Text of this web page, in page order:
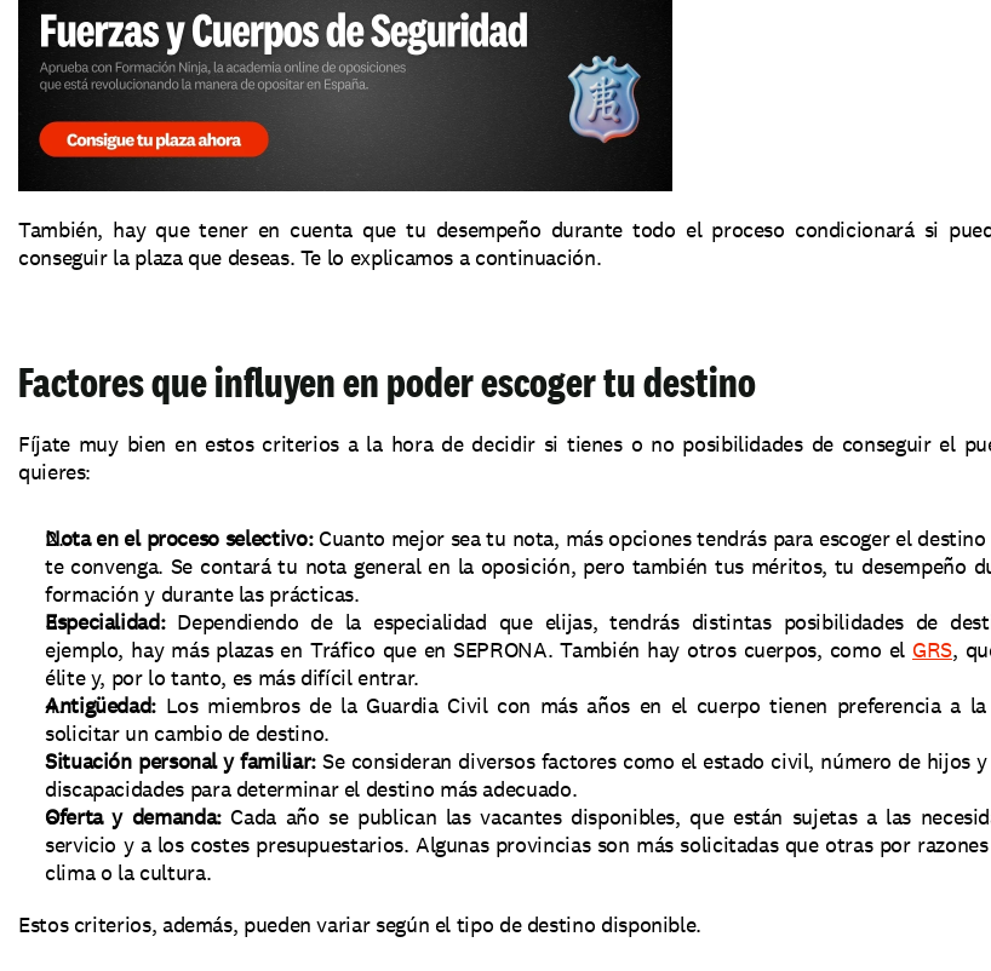
También, hay que tener en cuenta que tu desempeño durante todo el proceso condicionará si
conseguir la plaza que deseas. Te lo explicamos a continuación.
Factores que influyen en poder escoger tu destino
Fíjate muy bien en estos criterios a la hora de decidir si tienes o no posibilidades de conseguir el
quieres:
Nota en el proceso selectivo: Cuanto mejor sea tu nota, más opciones tendrás para escoger el destino
te convenga. Se contará tu nota general en la oposición, pero también tus méritos, tu desempeño
formación y durante las prácticas.
Especialidad: Dependiendo de la especialidad que elijas, tendrás distintas posibilidades de
ejemplo, hay más plazas en Tráfico que en SEPRONA. También hay otros cuerpos, como el GRS,
élite y, por lo tanto, es más difícil entrar.
Antigüedad: Los miembros de la Guardia Civil con más años en el cuerpo tienen preferencia a
solicitar un cambio de destino.
Situación personal y familiar: Se consideran diversos factores como el estado civil, número de hijos
discapacidades para determinar el destino más adecuado.
Oferta y demanda: Cada año se publican las vacantes disponibles, que están sujetas a las
servicio y a los costes presupuestarios. Algunas provincias son más solicitadas que otras por
clima o la cultura.
Estos criterios, además, pueden variar según el tipo de destino disponible.